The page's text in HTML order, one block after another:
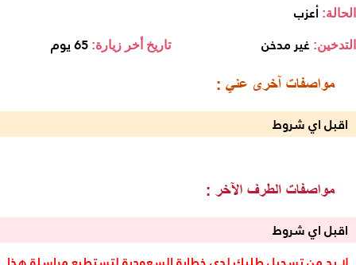
الحالة: أعزب
تاريخ أخر زيارة: 65 يوم التدخين: غير مدخن
اقبل اي شروط
اقبل اي شروط